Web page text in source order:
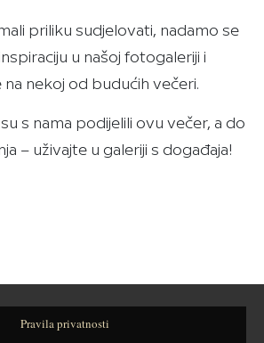
priliku sudjelovati, nadamo se
u našoj fotogaleriji i
na nekoj od budućih večeri.
s nama podijelili ovu večer, a do
– uživajte u galeriji s događaja!
Pravila privatnosti